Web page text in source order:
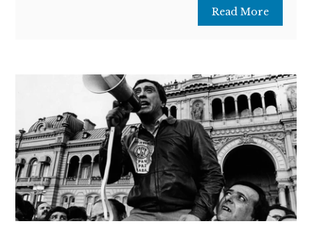
Read More